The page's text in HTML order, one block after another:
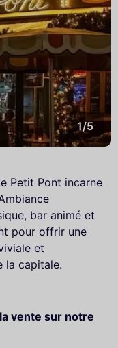
1/5
Petit Pont incarne
bar animé et
pour offrir une
et
la capitale.
vente sur notre